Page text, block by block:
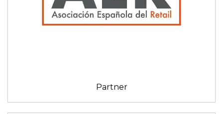
Partner